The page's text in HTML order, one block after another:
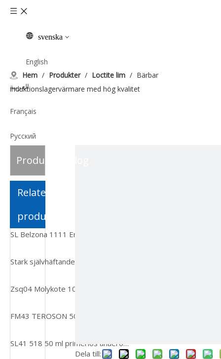
svenska
English
العربية
Français
Pусский
Español
Tiếng Việt
ไทย
Bahasa indonesia
Қазақша
Hem / Produkter / Loctite lim / Bärbar
induktionslagervärmare med hög kvalitet
Produktkatalog
Relaterade
produkter
SL41 518 50 ml primerlös anaerob flänstätning ska användas för aluminiumsubstrat
Dela till: